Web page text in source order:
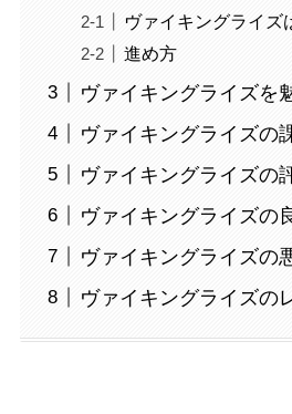
ヴァイキングライズ
進め方
ヴァイキングライズを
ヴァイキングライズの
ヴァイキングライズの
ヴァイキングライズの
ヴァイキングライズの
ヴァイキングライズの